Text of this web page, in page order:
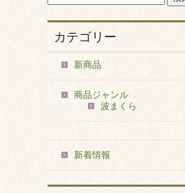
カテゴリー
新商品
商品ジャンル
波まくら
新着情報